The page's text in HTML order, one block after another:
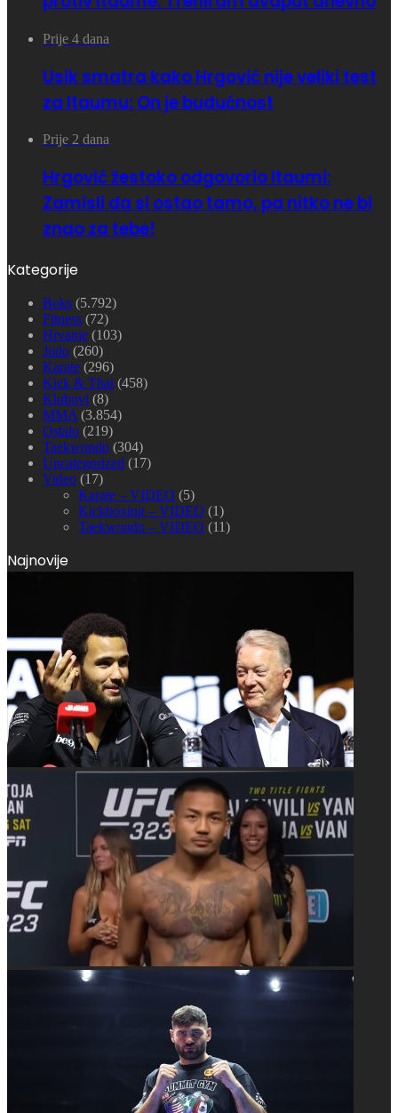
Prije 4 dana
Usik smatra kako Hrgović nije veliki test
za Itaumu: On je budućnost
Prije 2 dana
Hrgović žestoko odgovorio Itaumi:
Zamisli da si ostao tamo, pa nitko ne bi
znao za tebe!
Kategorije
Boks (5.792)
Fitness (72)
Hrvanje (103)
Judo (260)
Karate (296)
Kick & Thai (458)
Klubovi (8)
MMA (3.854)
Ostalo (219)
Taekwondo (304)
Uncategorized (17)
Video (17)
Karate – VIDEO (5)
Kickboxing – VIDEO (1)
Taekwondo – VIDEO (11)
Najnovije